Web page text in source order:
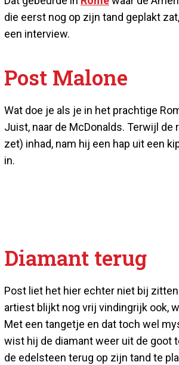
die eerst nog op zijn tand geplakt
een interview.
Post Malone
Wat doe je als je in het prachtige
Juist, naar de McDonalds. Terwijl
zet) inhad, nam hij een hap uit een
in.
Diamant terug
Post liet het hier echter niet bij
artiest blijkt nog vrij vindingrijk ook,
Met een tangetje en dat toch wel
wist hij de diamant weer uit de goot
de edelsteen terug op zijn tand te